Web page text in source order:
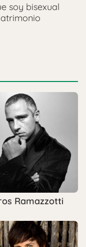
soy bisexual
Ramazzotti